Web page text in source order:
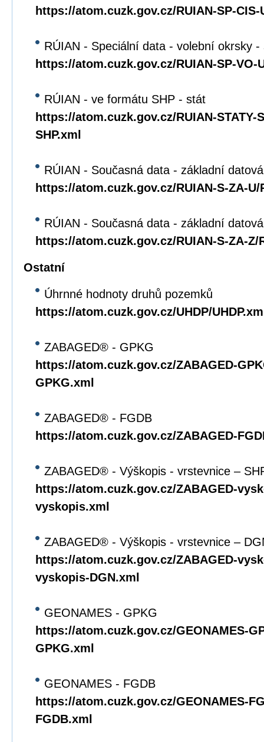
https://atom.cuzk.gov.cz/RUIAN-SP-CIS-
RÚIAN - Speciální data - volební okrsky -
https://atom.cuzk.gov.cz/RUIAN-SP-VO-
RÚIAN - ve formátu SHP - stát
https://atom.cuzk.gov.cz/RUIAN-STATY-
SHP.xml
RÚIAN - Současná data - základní
https://atom.cuzk.gov.cz/RUIAN-S-ZA-U/
RÚIAN - Současná data - základní
https://atom.cuzk.gov.cz/RUIAN-S-ZA-Z/
Ostatní
Úhrnné hodnoty druhů pozemků
https://atom.cuzk.gov.cz/UHDP/
ZABAGED® - GPKG
https://atom.cuzk.gov.cz/ZABAGED-
GPKG.xml
ZABAGED® - FGDB
https://atom.cuzk.gov.cz/ZABAGED-
ZABAGED® - Výškopis - vrstevnice –
https://atom.cuzk.gov.cz/ZABAGED-
vyskopis.xml
ZABAGED® - Výškopis - vrstevnice –
https://atom.cuzk.gov.cz/ZABAGED-
vyskopis-DGN.xml
GEONAMES - GPKG
https://atom.cuzk.gov.cz/GEONAMES-
GPKG.xml
GEONAMES - FGDB
https://atom.cuzk.gov.cz/GEONAMES-
FGDB.xml